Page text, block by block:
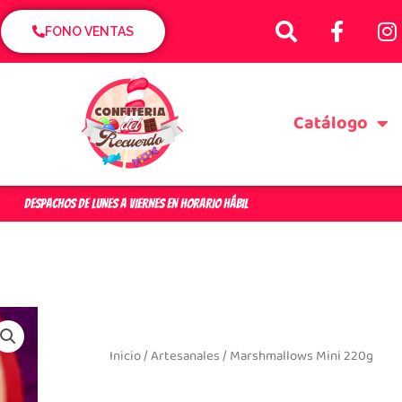
FONO VENTAS S
e
a
h
F
a
c
o
-
f
I
n
s
g
Catálogo
DESPACHOS DE LUNES A VIERNES EN HORARIO HÁBIL
Inicio/Artesanales/ Marshmallows Mini 220g